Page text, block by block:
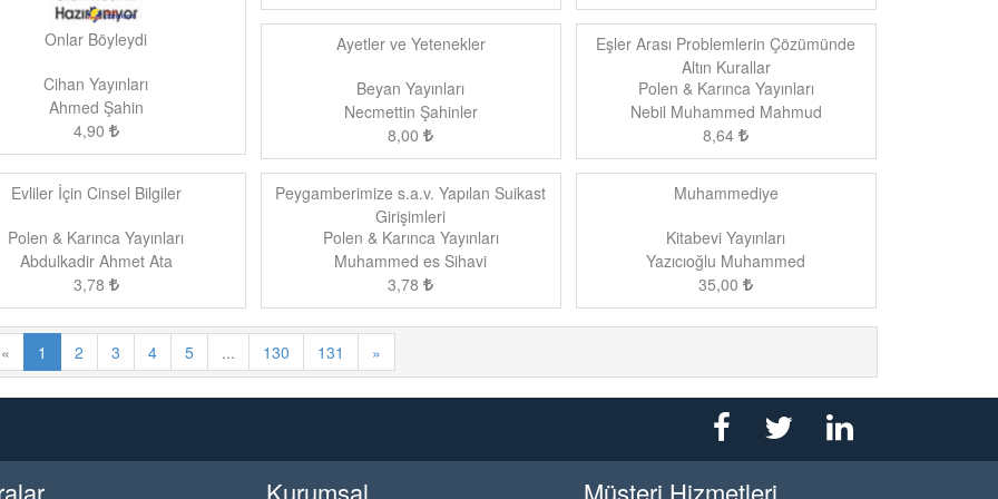
Onlar Böyleydi
Cihan Yayınları
Ahmed Şahin
4,90
Ayetler ve Yetenekler
Beyan Yayınları
Necmettin Şahinler
8,00
Eşler Arası Problemlerin Çözümünde
Altın Kurallar
Polen & Karınca Yayınları
Nebil Muhammed Mahmud
8,64
Evliler İçin Cinsel Bilgiler
Polen & Karınca Yayınları
Abdulkadir Ahmet Ata
3,78
Peygamberimize s.a.v. Yapılan Suikast
Girişimleri
Polen & Karınca Yayınları
Muhammed es Sihavi
3,78
Muhammediye
Kitabevi Yayınları
Yazıcıoğlu Muhammed
35,00
« 1 2 3 4 5 ... 130 131 »
Kurumsal Müşteri Hizmetleri